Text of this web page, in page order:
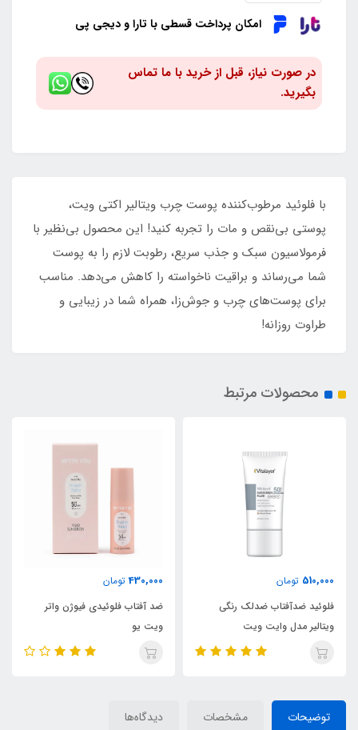
امکان پرداخت قسطی با تارا و دیجی پی
در صورت نیاز، قبل از خرید با ما تماس
بگیرید.
با فلوئید مرطوب‌کننده پوست چرب ویتالیر اکتی ویت،
پوستی بی‌نقص و مات را تجربه کنید! این محصول بی‌نظیر با
فرمولاسیون سبک و جذب سریع، رطوبت لازم را به پوست
شما می‌رساند و براقیت ناخواسته را کاهش می‌دهد. مناسب
برای پوست‌های چرب و جوش‌زا، همراه شما در زیبایی و
طراوت روزانه!
محصولات مرتبط
510,000 تومان
فلوئید ضدآفتاب ضدلک رنگی
ویتالیر مدل وایت ویت
430,000 تومان
ضد آفتاب فلوئیدی فیوژن واتر
ویت یو
توضیحات مشخصات دیدگاه‌ها